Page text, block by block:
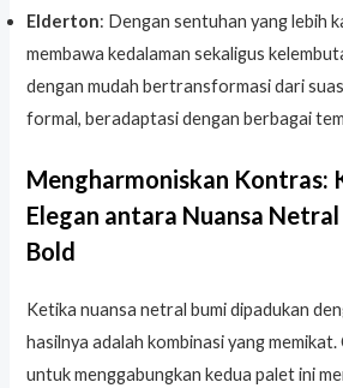
Elderton: Dengan sentuhan yang lebih
membawa kedalaman sekaligus
dengan mudah bertransformasi dari
formal, beradaptasi dengan berbagai
Mengharmoniskan Kontras:
Elegan antara Nuansa
Bold
Ketika nuansa netral bumi dipadukan
hasilnya adalah kombinasi yang
untuk menggabungkan kedua palet ini